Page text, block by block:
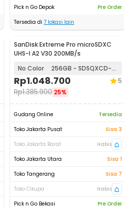
Pick n Go Depok
Pre Order
Tersedia di 7 lokasi lain
SanDisk Extreme Pro microSDXC
UHS-I A2 V30 200MB/s
No Color
256GB - SDSQXCD-256G
Rp1.048.700
Rp1.385.900 25%
5
Gudang Online
Tersedia
Toko Jakarta Pusat
Sisa 3
Toko Jakarta Barat
Habis
Toko Jakarta Utara
Sisa 1
Toko Tangerang
Sisa 7
Toko Cikupa
Habis
Pick n Go Bekasi
Pre Order